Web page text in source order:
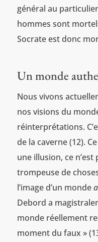
général au
hommes sont
Socrate est donc
Un monde
Nous vivons
nos visions du
réinterprétations.
de la caverne (12).
une illusion, ce n’est
trompeuse de
l’image d’un monde
Debord a
monde réellement
moment du faux »